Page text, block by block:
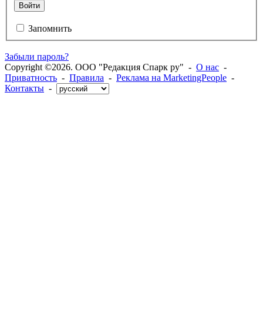
Войти
Запомнить
Забыли пароль?
Copyright ©2026. ООО "Редакция Спарк ру" - О нас -
Приватность - Правила - Реклама на MarketingPeople -
Контакты -